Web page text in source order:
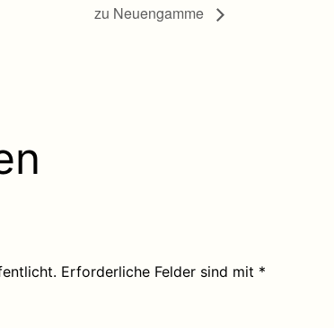
zu Neuengamme
Erforderliche Felder sind mit *